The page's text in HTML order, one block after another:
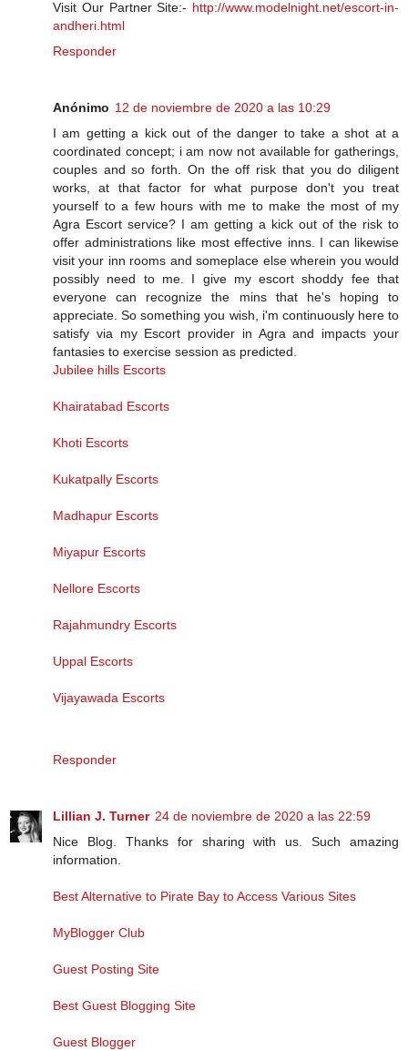
Visit Our Partner Site:- http://www.modelnight.net/escort-in-
andheri.html
Responder
Anónimo 12 de noviembre de 2020 a las 10:29
I am getting a kick out of the danger to take a shot at a
coordinated concept; i am now not available for gatherings,
couples and so forth. On the off risk that you do diligent
works, at that factor for what purpose don't you treat
yourself to a few hours with me to make the most of my
Agra Escort service? I am getting a kick out of the risk to
offer administrations like most effective inns. I can likewise
visit your inn rooms and someplace else wherein you would
possibly need to me. I give my escort shoddy fee that
everyone can recognize the mins that he's hoping to
appreciate. So something you wish, i'm continuously here to
satisfy via my Escort provider in Agra and impacts your
fantasies to exercise session as predicted.
Jubilee hills Escorts
Khairatabad Escorts
Khoti Escorts
Kukatpally Escorts
Madhapur Escorts
Miyapur Escorts
Nellore Escorts
Rajahmundry Escorts
Uppal Escorts
Vijayawada Escorts
Responder
Lillian J. Turner 24 de noviembre de 2020 a las 22:59
Nice Blog. Thanks for sharing with us. Such amazing
information.
Best Alternative to Pirate Bay to Access Various Sites
MyBlogger Club
Guest Posting Site
Best Guest Blogging Site
Guest Blogger